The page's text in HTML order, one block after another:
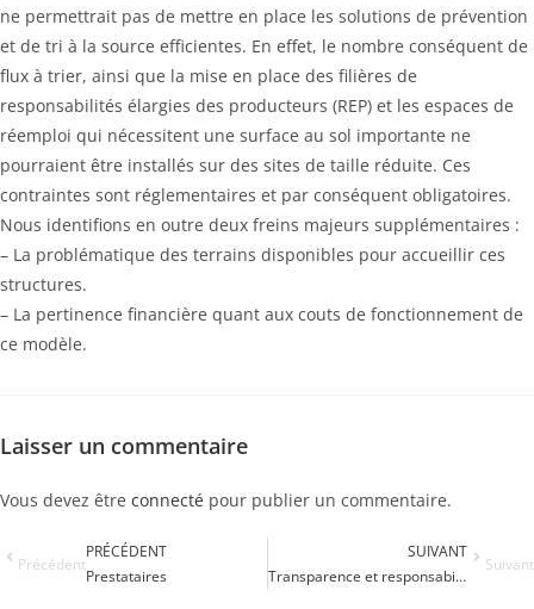
ne permettrait pas de mettre en place les solutions de prévention
et de tri à la source efficientes. En effet, le nombre conséquent de
flux à trier, ainsi que la mise en place des filières de
responsabilités élargies des producteurs (REP) et les espaces de
réemploi qui nécessitent une surface au sol importante ne
pourraient être installés sur des sites de taille réduite. Ces
contraintes sont réglementaires et par conséquent obligatoires.
Nous identifions en outre deux freins majeurs supplémentaires :
– La problématique des terrains disponibles pour accueillir ces
structures.
– La pertinence financière quant aux couts de fonctionnement de
ce modèle.
Laisser un commentaire
Vous devez être connecté pour publier un commentaire.
Précédent
PRÉCÉDENT
Prestataires
SUIVANT
Transparence et responsabilités politiques
Suivant